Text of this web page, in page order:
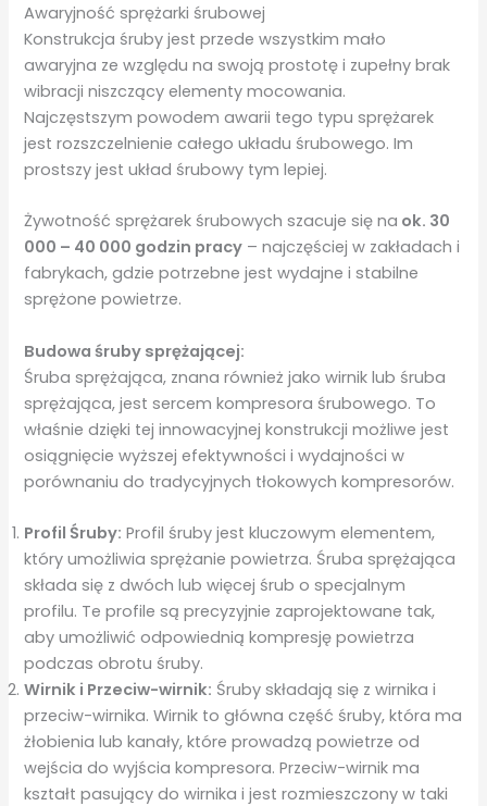
Awaryjność sprężarki śrubowej
Konstrukcja śruby jest przede wszystkim mało
awaryjna ze względu na swoją prostotę i zupełny brak
wibracji niszczący elementy mocowania.
Najczęstszym powodem awarii tego typu sprężarek
jest rozszczelnienie całego układu śrubowego. Im
prostszy jest układ śrubowy tym lepiej.
Żywotność sprężarek śrubowych szacuje się na ok. 30
000 – 40 000 godzin pracy – najczęściej w zakładach i
fabrykach, gdzie potrzebne jest wydajne i stabilne
sprężone powietrze.
Budowa śruby sprężającej:
Śruba sprężająca, znana również jako wirnik lub śruba
sprężająca, jest sercem kompresora śrubowego. To
właśnie dzięki tej innowacyjnej konstrukcji możliwe jest
osiągnięcie wyższej efektywności i wydajności w
porównaniu do tradycyjnych tłokowych kompresorów.
Profil Śruby: Profil śruby jest kluczowym elementem,
który umożliwia sprężanie powietrza. Śruba sprężająca
składa się z dwóch lub więcej śrub o specjalnym
profilu. Te profile są precyzyjnie zaprojektowane tak,
aby umożliwić odpowiednią kompresję powietrza
podczas obrotu śruby.
Wirnik i Przeciw-wirnik: Śruby składają się z wirnika i
przeciw-wirnika. Wirnik to główna część śruby, która ma
żłobienia lub kanały, które prowadzą powietrze od
wejścia do wyjścia kompresora. Przeciw-wirnik ma
kształt pasujący do wirnika i jest rozmieszczony w taki